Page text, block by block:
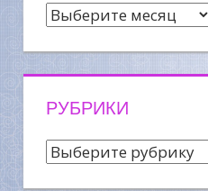
Архив
РУБРИКИ
Рубрики